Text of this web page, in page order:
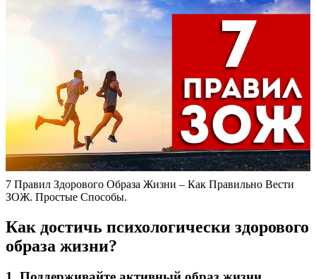
7 Правил Здорового Образа Жизни – Как Правильно Вести
ЗОЖ. Простые Способы.
Как достичь психологически здорового
образа жизни?